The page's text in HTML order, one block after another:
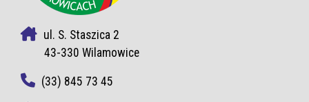
ul. S. Staszica 2
43-330 Wilamowice
(33) 845 73 45